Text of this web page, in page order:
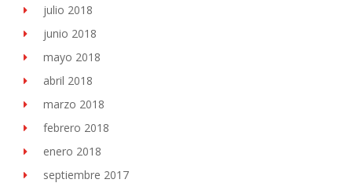
julio 2018
junio 2018
mayo 2018
abril 2018
marzo 2018
febrero 2018
enero 2018
septiembre 2017